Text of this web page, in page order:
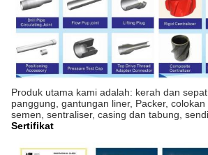
Produk utama kami adalah: kerah dan
panggung, gantungan liner, Packer,
semen, sentraliser, casing dan tabung,
Sertifikat